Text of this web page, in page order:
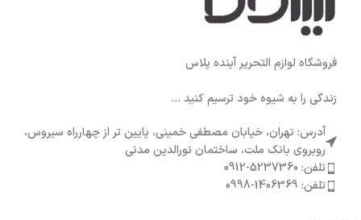
فروشگاه لوازم التحریر آینده پلاس
زندگی را به شیوه خود ترسیم کنید ...
آدرس: تهران، خیابان مصطفی خمینی، پایین تر از چهارراه سیروس،
روبروی بانک ملت، ساختمان نورالدین مدنی
تلفن: 5237360-0912
تلفن: 1406369-0998